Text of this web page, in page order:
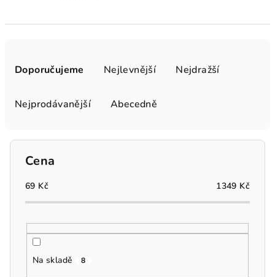
Doporučujeme Nejlevnější Nejdražší
Nejprodávanější Abecedně
Cena
69 Kč 1349 Kč
Na skladě 8